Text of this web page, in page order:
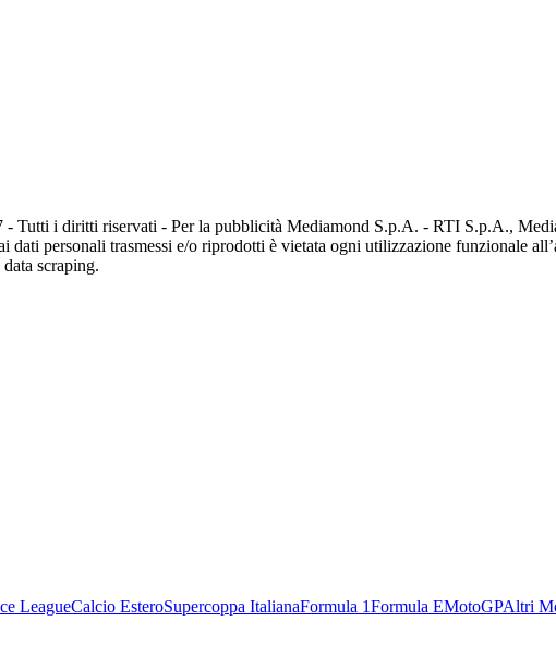
Tutti i diritti riservati - Per la pubblicità Mediamond S.p.A. - RTI S.p.A.,
dati personali trasmessi e/o riprodotti è vietata ogni utilizzazione funzionale
scraping.
LeagueCalcio EsteroSupercoppa ItalianaFormula 1Formula EMotoGPAltri